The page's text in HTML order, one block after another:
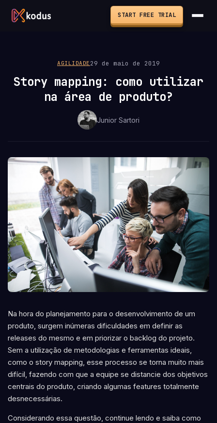
START FREE TRIAL
AGILIDADE 29 de maio de 2019
Story mapping: como utilizar
na área de produto?
Junior Sartori
Na hora do planejamento para o desenvolvimento de um
produto, surgem inúmeras dificuldades em definir as
releases do mesmo e em priorizar o backlog do projeto.
Sem a utilização de metodologias e ferramentas ideais,
como o story mapping, esse processo se torna muito mais
difícil, fazendo com que a equipe se distancie dos objetivos
centrais do produto, criando algumas features totalmente
desnecessárias.
Considerando essa questão, continue lendo e saiba como